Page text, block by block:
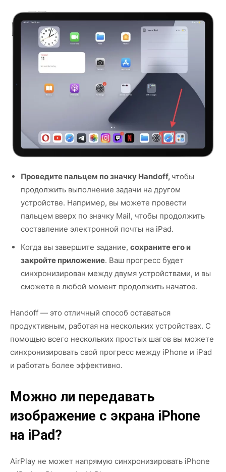
Проведите пальцем по значку Handoff, чтобы
продолжить выполнение задачи на другом
устройстве. Например, вы можете провести
пальцем вверх по значку Mail, чтобы продолжить
составление электронной почты на iPad.
Когда вы завершите задание, сохраните его и
закройте приложение. Ваш прогресс будет
синхронизирован между двумя устройствами, и вы
сможете в любой момент продолжить начатое.
Handoff — это отличный способ оставаться
продуктивным, работая на нескольких устройствах. С
помощью всего нескольких простых шагов вы можете
синхронизировать свой прогресс между iPhone и iPad
и работать более эффективно.
Можно ли передавать
изображение с экрана iPhone
на iPad?
AirPlay не может напрямую синхронизировать iPhone